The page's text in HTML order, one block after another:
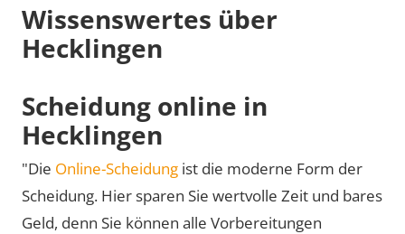
Wissenswertes über
Hecklingen
Scheidung online in
Hecklingen
"Die Online-Scheidung ist die moderne Form der
Scheidung. Hier sparen Sie wertvolle Zeit und bares
Geld, denn Sie können alle Vorbereitungen